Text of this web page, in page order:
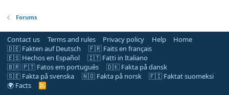
Forums
Contact us Terms and rules Privacy policy Help
Home
🇩🇪 Fakten auf Deutsch
🇫🇷 Faits en français
🇪🇸 Hechos en Español
🇮🇹 Fatti in Italiano
🇧🇷 🇵🇹 Fatos em português
🇩🇰 Fakta på dansk
🇸🇪 Fakta på svenska
🇳🇴 Fakta på norsk
🇫🇮 Faktat suomeksi
🌍 Facts
R